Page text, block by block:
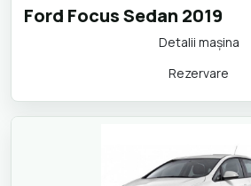
Ford Focus Sedan 2019
Detalii maşina
Rezervare